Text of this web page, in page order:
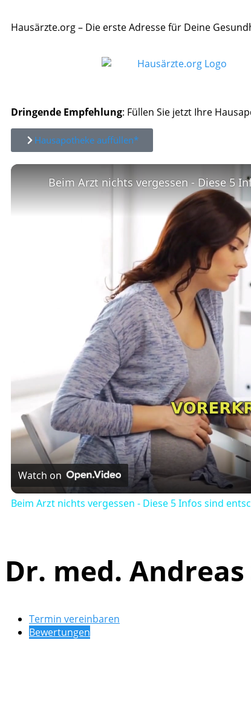
Hausärzte.org – Die erste Adresse für Deine
Dringende Empfehlung: Füllen Sie jetzt Ihre
Hausapotheke auffüllen*
Beim Arzt nichts vergessen - Diese 5
Watch on
Beim Arzt nichts vergessen - Diese 5 Infos sind
Dr. med.
Termin vereinbaren
Bewertungen